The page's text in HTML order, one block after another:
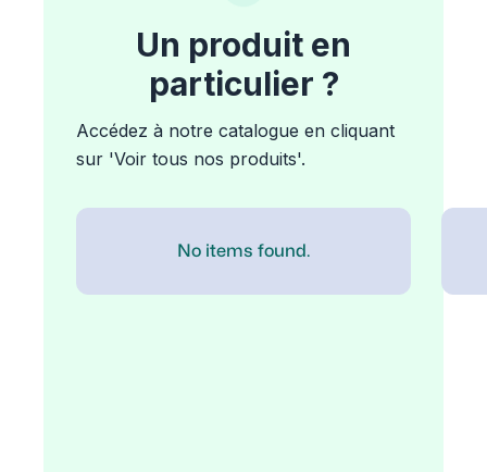
Un produit en
particulier ?
Accédez à notre catalogue en cliquant
sur 'Voir tous nos produits'.
No items found.